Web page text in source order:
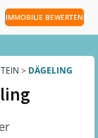
IMMOBILIE BEWERTEN
> DÄGELING